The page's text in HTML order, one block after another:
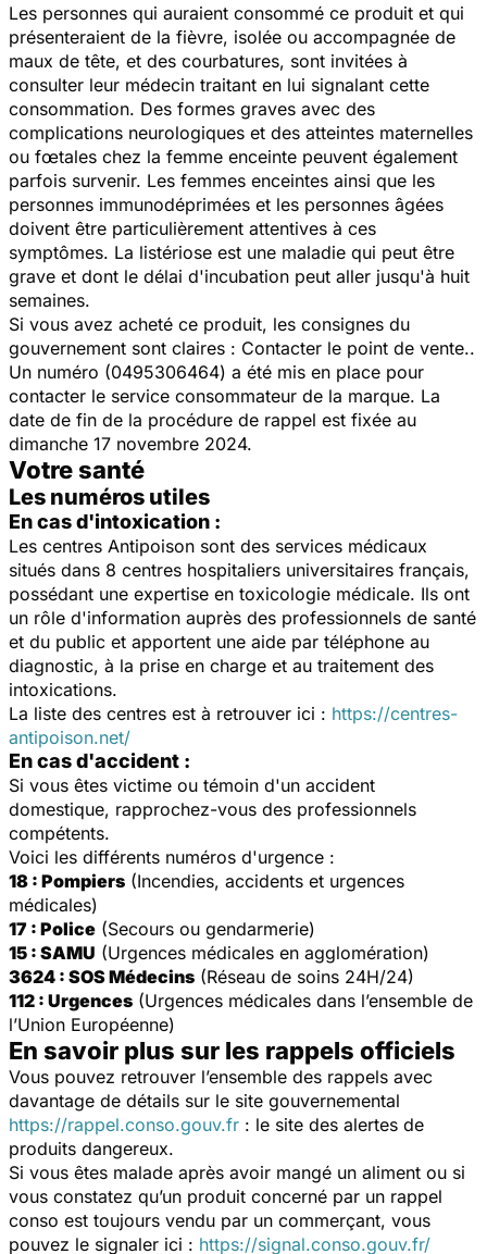
Les personnes qui auraient consommé ce produit et qui
présenteraient de la fièvre, isolée ou accompagnée de
maux de tête, et des courbatures, sont invitées à
consulter leur médecin traitant en lui signalant cette
consommation. Des formes graves avec des
complications neurologiques et des atteintes maternelles
ou fœtales chez la femme enceinte peuvent également
parfois survenir. Les femmes enceintes ainsi que les
personnes immunodéprimées et les personnes âgées
doivent être particulièrement attentives à ces
symptômes. La listériose est une maladie qui peut être
grave et dont le délai d'incubation peut aller jusqu'à huit
semaines.
Si vous avez acheté ce produit, les consignes du
gouvernement sont claires : Contacter le point de vente..
Un numéro (0495306464) a été mis en place pour
contacter le service consommateur de la marque. La
date de fin de la procédure de rappel est fixée au
dimanche 17 novembre 2024.
Votre santé
Les numéros utiles
En cas d'intoxication :
Les centres Antipoison sont des services médicaux
situés dans 8 centres hospitaliers universitaires français,
possédant une expertise en toxicologie médicale. Ils ont
un rôle d'information auprès des professionnels de santé
et du public et apportent une aide par téléphone au
diagnostic, à la prise en charge et au traitement des
intoxications.
La liste des centres est à retrouver ici : https://centres-
antipoison.net/
En cas d'accident :
Si vous êtes victime ou témoin d'un accident
domestique, rapprochez-vous des professionnels
compétents.
Voici les différents numéros d'urgence :
18 : Pompiers (Incendies, accidents et urgences
médicales)
17 : Police (Secours ou gendarmerie)
15 : SAMU (Urgences médicales en agglomération)
3624 : SOS Médecins (Réseau de soins 24H/24)
112 : Urgences (Urgences médicales dans l’ensemble de
l’Union Européenne)
En savoir plus sur les rappels officiels
Vous pouvez retrouver l’ensemble des rappels avec
davantage de détails sur le site gouvernemental
https://rappel.conso.gouv.fr : le site des alertes de
produits dangereux.
Si vous êtes malade après avoir mangé un aliment ou si
vous constatez qu’un produit concerné par un rappel
conso est toujours vendu par un commerçant, vous
pouvez le signaler ici : https://signal.conso.gouv.fr/